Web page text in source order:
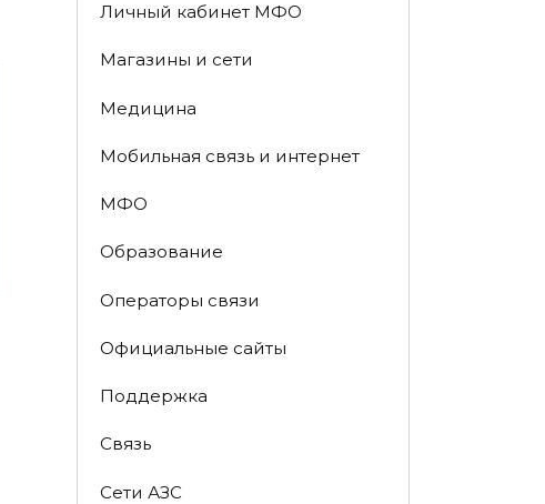
Личный кабинет МФО
Магазины и сети
Медицина
Мобильная связь и интернет
МФО
Образование
Операторы связи
Официальные сайты
Поддержка
Связь
Сети АЗС